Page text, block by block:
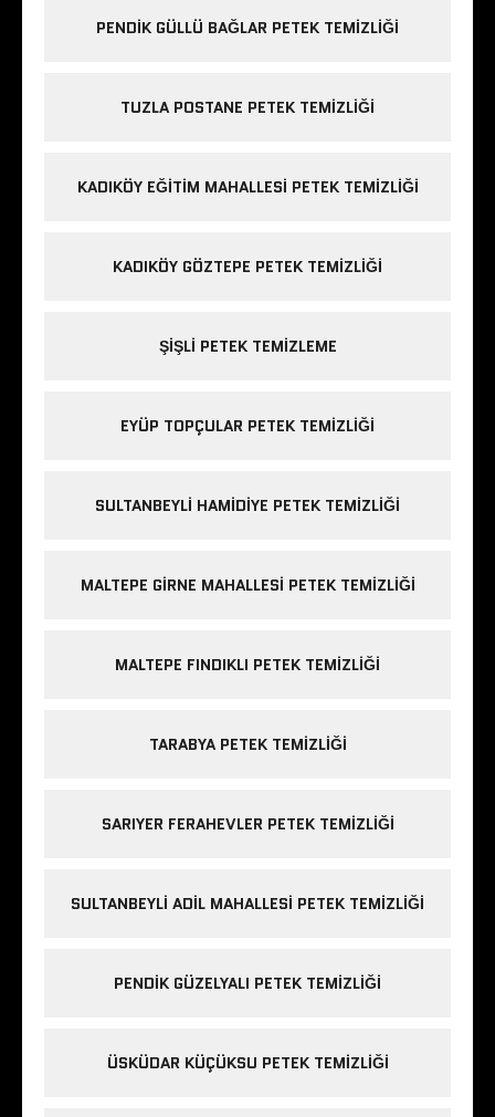
PENDIK GÜLLÜ BAĞLAR PETEK TEMIZLIĞI
TUZLA POSTANE PETEK TEMIZLIĞI
KADIKÖY EĞITIM MAHALLESI PETEK TEMIZLIĞI
KADIKÖY GÖZTEPE PETEK TEMIZLIĞI
ŞIŞLI PETEK TEMIZLEME
EYÜP TOPÇULAR PETEK TEMIZLIĞI
SULTANBEYLI HAMIDIYE PETEK TEMIZLIĞI
MALTEPE GIRNE MAHALLESI PETEK TEMIZLIĞI
MALTEPE FINDIKLI PETEK TEMIZLIĞI
TARABYA PETEK TEMIZLIĞI
SARIYER FERAHEVLER PETEK TEMIZLIĞI
SULTANBEYLI ADIL MAHALLESI PETEK TEMIZLIĞI
PENDIK GÜZELYALI PETEK TEMIZLIĞI
ÜSKÜDAR KÜÇÜKSU PETEK TEMIZLIĞI